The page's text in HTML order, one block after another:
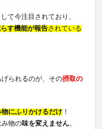
て今注目されており、
す機能が報告されている
られるのが、その摂取の
にふりかけるだけ ！
み物の味を変えません。